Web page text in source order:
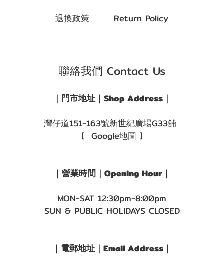
退換政策 Return Policy
聯絡我們 Contact Us
｜門市地址｜Shop Address｜
灣仔道151-163號新世紀廣場G33舖
[ Google地圖 ]
｜營業時間｜Opening Hour｜
MON-SAT 12:30pm-8:00pm
SUN & PUBLIC HOLIDAYS CLOSED
｜電郵地址｜Email Address｜